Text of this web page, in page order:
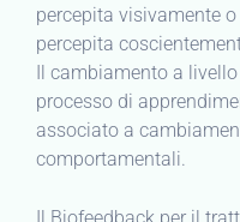
percepita visivamente
percepita
Il cambiamento a
processo di
associato a
comportamentali.